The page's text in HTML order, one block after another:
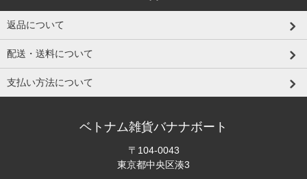
返品について
配送・送料について
支払い方法について
ベトナム雑貨バナナボート
〒104-0043
東京都中央区湊3